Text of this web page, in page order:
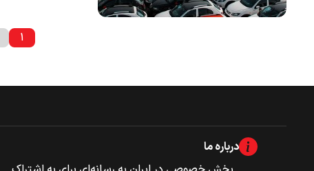
۱
درباره ما